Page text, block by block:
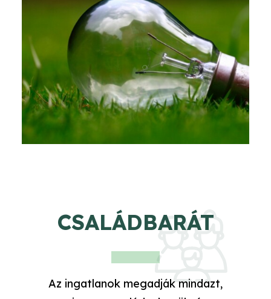
CSALÁDBARÁT
Az ingatlanok megadják mindazt,